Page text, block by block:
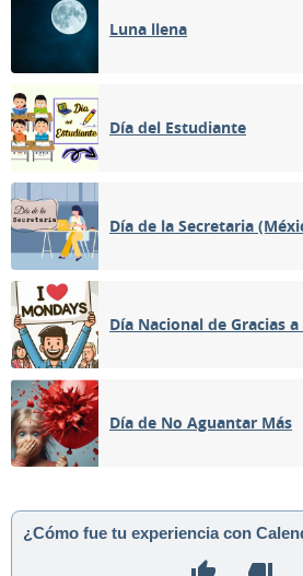
Luna llena
Día del Estudiante
Día de la Secretaria
Día Nacional de Gracias
Día de No Aguantar Más
¿Cómo fue tu experiencia con